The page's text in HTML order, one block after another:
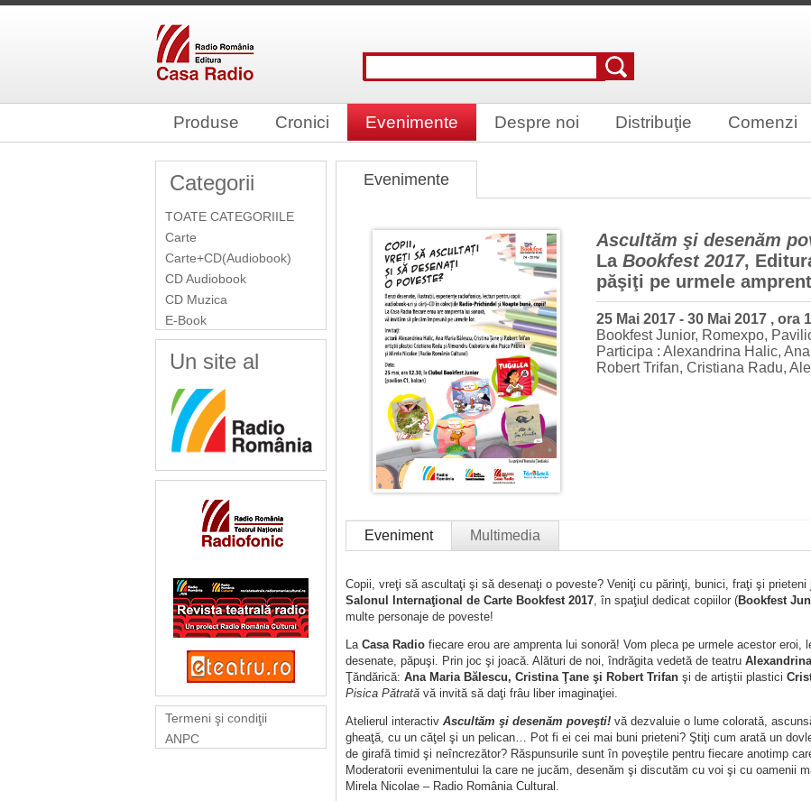
Produse Cronici Evenimente Despre noi Distribuţie Comenzi
Categorii
TOATE CATEGORIILE
Carte
Carte+CD(Audiobook)
CD Audiobook
CD Muzica
E-Book
Un site al
Termeni şi condiţii
ANPC
Evenimente
Ascultăm şi desenăm
La Bookfest 2017,
păşiţi pe urmele
25 Mai 2017 - 30 Mai 2017 , ora
Bookfest Junior, Romexpo,
Participa : Alexandrina Halic,
Robert Trifan, Cristiana Radu,
Eveniment Multimedia
Copii, vreţi să ascultaţi şi să desenaţi o poveste? Veniţi cu părinţi, bunici, fraţi şi prieteni
Salonul Internaţional de Carte Bookfest 2017, în spaţiul dedicat copiilor (Bookfest
multe personaje de poveste!
La Casa Radio fiecare erou are amprenta lui sonoră! Vom pleca pe urmele acestor
desenate, păpuşi. Prin joc şi joacă. Alături de noi, îndrăgita vedetă de teatru
Ţăndărică: Ana Maria Bălescu, Cristina Ţane şi Robert Trifan şi de artiştii plastici
Pisica Pătrată vă invită să daţi frâu liber imaginaţiei.
Atelierul interactiv Ascultăm şi desenăm poveşti! vă dezvaluie o lume colorată,
gheaţă, cu un căţel şi un pelican… Pot fi ei cei mai buni prieteni? Ştiţi cum arată un
de girafă timid şi neîncrezător? Răspunsurile sunt în poveştile pentru fiecare anotimp
Moderatorii evenimentului la care ne jucăm, desenăm şi discutăm cu voi şi cu oamenii
Mirela Nicolae – Radio România Cultural.